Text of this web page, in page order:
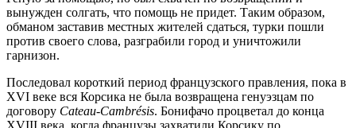
вынужден солгать, что помощь не придет. Таким образом,
обманом заставив местных жителей сдаться, турки пошли
против своего слова, разграбили город и уничтожили
гарнизон.
Последовал короткий период французского правления, пока в
XVI веке вся Корсика не была возвращена генуэзцам по
договору Cateau-Cambrésis. Бонифачо процветал до конца
XVIII века, когда французы захватили Корсику по